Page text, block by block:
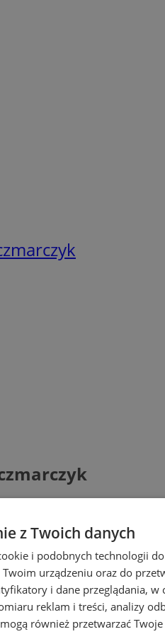
z Twoich danych
i podobnych technologii
urządzeniu oraz do
i dane przeglądania, w
reklam i treści, analizy
mogą również przetwarzać